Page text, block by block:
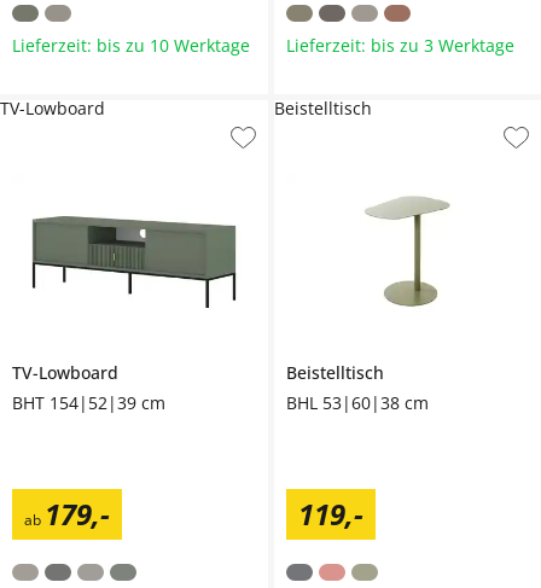
Lieferzeit: bis zu 10 Werktage Lieferzeit: bis zu 3 Werktage
TV-Lowboard
BHT 154|52|39 cm
ab 179,-
TV-Lowboard
Beistelltisch
BHL 53|60|38 cm
119,-
Beistelltisch